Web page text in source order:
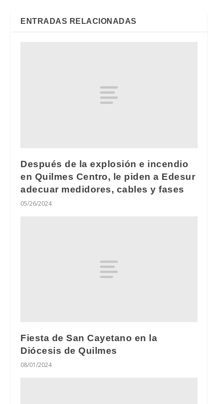
ENTRADAS RELACIONADAS
Después de la explosión e incendio
en Quilmes Centro, le piden a Edesur
adecuar medidores, cables y fases
05/26/2024
Fiesta de San Cayetano en la
Diócesis de Quilmes
08/01/2024